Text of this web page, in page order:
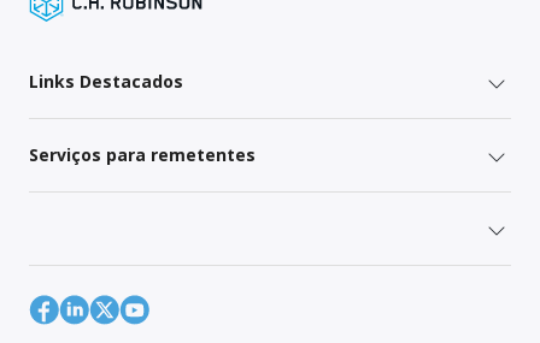
Links Destacados
Serviços para remetentes